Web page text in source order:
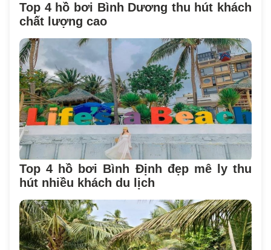
Top 4 hồ bơi Bình Dương thu hút khách
chất lượng cao
Top 4 hồ bơi Bình Định đẹp mê ly thu
hút nhiều khách du lịch